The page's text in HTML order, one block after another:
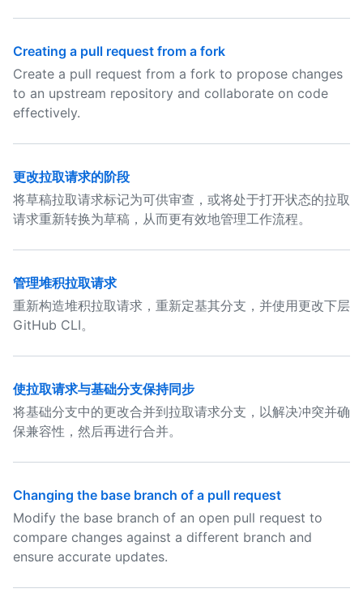
Creating a pull request from a fork
Create a pull request from a fork to propose changes
to an upstream repository and collaborate on code
effectively.
更改拉取请求的阶段
将草稿拉取请求标记为可供审查，或将处于打开状态的拉取
请求重新转换为草稿，从而更有效地管理工作流程。
管理堆积拉取请求
重新构造堆积拉取请求，重新定基其分支，并使用更改下层
GitHub CLI。
使拉取请求与基础分支保持同步
将基础分支中的更改合并到拉取请求分支，以解决冲突并确
保兼容性，然后再进行合并。
Changing the base branch of a pull request
Modify the base branch of an open pull request to
compare changes against a different branch and
ensure accurate updates.